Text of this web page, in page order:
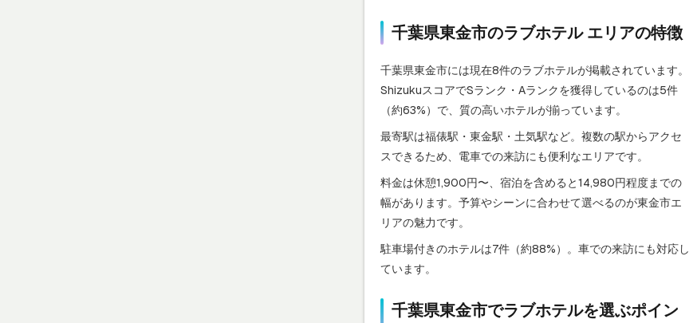
千葉県東金市のラブホテル エリアの特徴
千葉県東金市には現在8件のラブホテルが掲載されています。
ShizukuスコアでSランク・Aランクを獲得しているのは5件
（約63%）で、質の高いホテルが揃っています。
最寄駅は福俵駅・東金駅・土気駅など。複数の駅からアクセ
スできるため、電車での来訪にも便利なエリアです。
料金は休憩1,900円〜、宿泊を含めると14,980円程度までの
幅があります。予算やシーンに合わせて選べるのが東金市エ
リアの魅力です。
駐車場付きのホテルは7件（約88%）。車での来訪にも対応し
ています。
千葉県東金市でラブホテルを選ぶポイン